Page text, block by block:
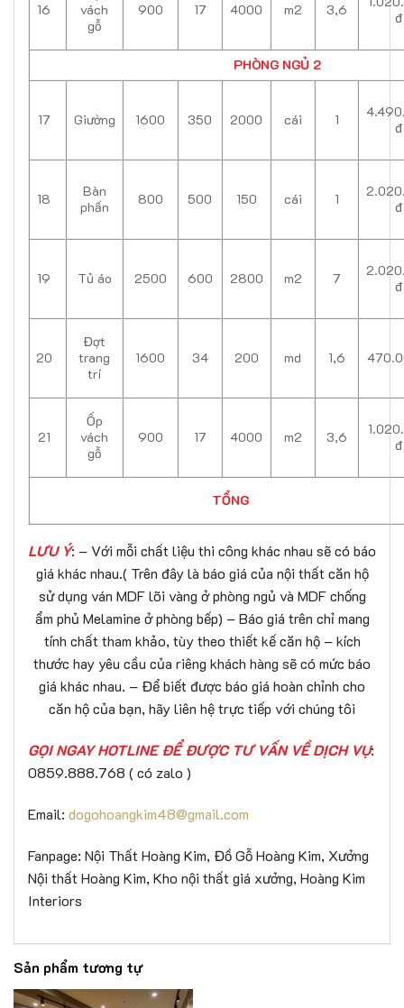
16
vách
gỗ
900 17 4000 m2 3,6
đ
PHÒNG NGỦ 2
17 Giường 1600 350 2000 cái 1
đ
18
Bàn
phấn
800 500 150 cái 1
đ
19 Tủ áo 2500 600 2800 m2 7
đ
20
Đợt
trang
trí
1600 34 200 md 1,6
21
Ốp
vách
gỗ
900 17 4000 m2 3,6
đ
TỔNG
LƯU Ý: – Với mỗi chất liệu thi công khác nhau sẽ có báo
giá khác nhau.( Trên đây là báo giá của nội thất căn hộ
sử dụng ván MDF lõi vàng ở phòng ngủ và MDF chống
ẩm phủ Melamine ở phòng bếp) – Báo giá trên chỉ mang
tính chất tham khảo, tùy theo thiết kế căn hộ – kích
thước hay yêu cầu của riêng khách hàng sẽ có mức báo
giá khác nhau. – Để biết được báo giá hoàn chỉnh cho
căn hộ của bạn, hãy liên hệ trực tiếp với chúng tôi
GỌI NGAY HOTLINE ĐỂ ĐƯỢC TƯ VẤN VỀ DỊCH VỤ:
0859.888.768 ( có zalo )
Email: dogohoangkim48@gmail.com
Fanpage: Nội Thất Hoàng Kim, Đồ Gỗ Hoàng Kim, Xưởng
Nội thất Hoàng Kim, Kho nội thất giá xưởng, Hoàng Kim
Interiors
Sản phẩm tương tự